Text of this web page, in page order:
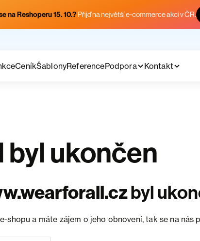
na Reshoperu 15. 10.? Přijď na největší e-commerce akci v ČR.
CeníkŠablonyReferencePodpora Kontakt
byl ukončen
byl
shopu a máte zájem o jeho obnovení, tak se na nás